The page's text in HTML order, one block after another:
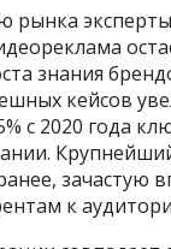
рынка
знания
кейсов
с 2020 года
зачастую
к